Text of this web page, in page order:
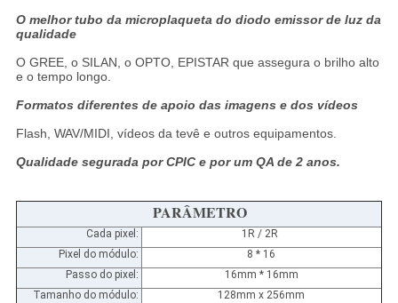
O melhor tubo da microplaqueta do diodo emissor de luz da
qualidade
O GREE, o SILAN, o OPTO, EPISTAR que assegura o brilho alto
e o tempo longo.
Formatos diferentes de apoio das imagens e dos vídeos
Flash, WAV/MIDI, vídeos da tevê e outros equipamentos.
Qualidade segurada por CPIC e por um QA de 2 anos.
PARÂMETRO
Cada pixel:
1R / 2R
Pixel do módulo:
8 * 16
Passo do pixel:
16mm * 16mm
Tamanho do módulo:
128mm x 256mm